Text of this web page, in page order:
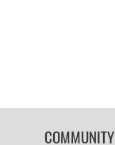
COMMUNITY